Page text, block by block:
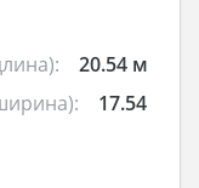
20.54 м
17.54